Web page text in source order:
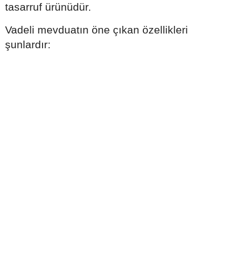
tasarruf ürünüdür.
Vadeli mevduatın öne çıkan özellikleri
şunlardır: